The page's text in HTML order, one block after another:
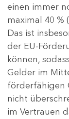
einen immer
maximal 40 %
Das ist
der EU-
können,
Gelder im
förderfähigen
nicht
im Vertrauen